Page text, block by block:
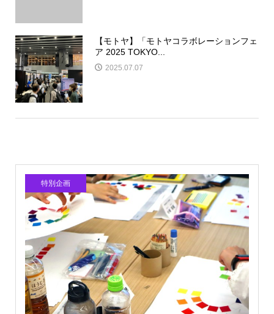
【モトヤ】「モトヤコラボレーションフェ
ア 2025 TOKYO...
2025.07.07
特別企画